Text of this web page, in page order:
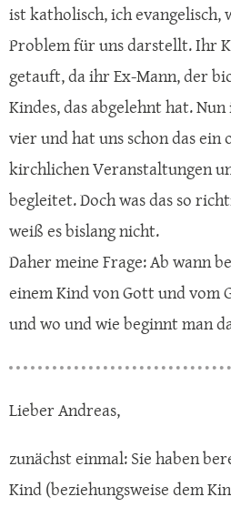
ist katholisch, ich evangelisch,
Problem für uns darstellt. Ihr
getauft, da ihr Ex-Mann, der
Kindes, das abgelehnt hat.
vier und hat uns schon das ein
kirchlichen Veranstaltungen
begleitet. Doch was das so
weiß es bislang nicht.
Daher meine Frage: Ab wann
einem Kind von Gott und vom
und wo und wie beginnt man
Lieber Andreas,
zunächst einmal: Sie haben
Kind (beziehungsweise dem